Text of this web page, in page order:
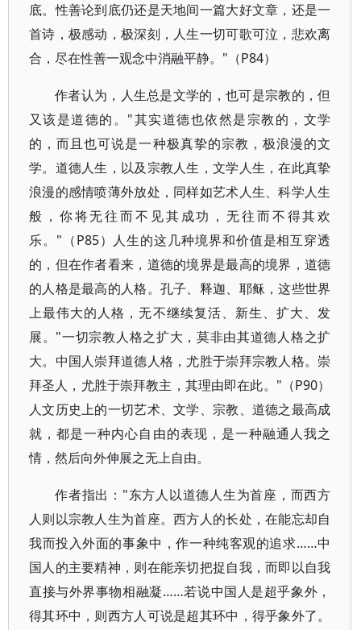
底。性善论到底仍还是天地间一篇大好文章，还是一
首诗，极感动，极深刻，人生一切可歌可泣，悲欢离
合，尽在性善一观念中消融平静。"（P84）
作者认为，人生总是文学的，也可是宗教的，但
又该是道德的。"其实道德也依然是宗教的，文学
的，而且也可说是一种极真挚的宗教，极浪漫的文
学。道德人生，以及宗教人生，文学人生，在此真挚
浪漫的感情喷薄外放处，同样如艺术人生、科学人生
般，你将无往而不见其成功，无往而不得其欢
乐。"（P85）人生的这几种境界和价值是相互穿透
的，但在作者看来，道德的境界是最高的境界，道德
的人格是最高的人格。孔子、释迦、耶稣，这些世界
上最伟大的人格，无不继续复活、新生、扩大、发
展。"一切宗教人格之扩大，莫非由其道德人格之扩
大。中国人崇拜道德人格，尤胜于崇拜宗教人格。崇
拜圣人，尤胜于崇拜教主，其理由即在此。"（P90）
人文历史上的一切艺术、文学、宗教、道德之最高成
就，都是一种内心自由的表现，是一种融通人我之
情，然后向外伸展之无上自由。
作者指出："东方人以道德人生为首座，而西方
人则以宗教人生为首座。西方人的长处，在能忘却自
我而投入外面的事象中，作一种纯客观的追求……中
国人的主要精神，则在能亲切把捉自我，而即以自我
直接与外界事物相融凝……若说中国人是超乎象外，
得其环中，则西方人可说是超其环中，得乎象外了。